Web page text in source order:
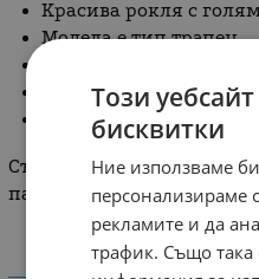
Красива рокля с
Модела е тип трапец.
С подплата.
Закопчаване с цип на
Състав: 72 % памук; 28 %
памук, 65 % полиестер
Този
бисквитки
Ние използваме
персонализираме
рекламите и да
трафик. Също така